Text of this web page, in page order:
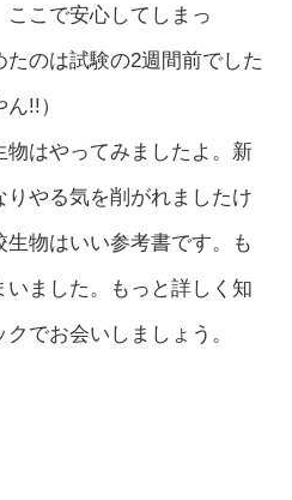
こで安心してしまっ
のは試験の2週間前でした
!!）
物はやってみましたよ。新
りやる気を削がれましたけ
物はいい参考書です。も
いました。もっと詳しく知
でお会いしましょう。